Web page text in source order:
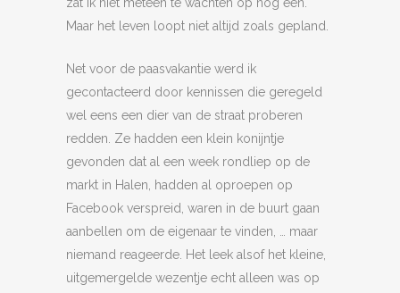
zat ik niet meteen te wachten op nog één.
Maar het leven loopt niet altijd zoals gepland.
Net voor de paasvakantie werd ik
gecontacteerd door kennissen die geregeld
wel eens een dier van de straat proberen
redden. Ze hadden een klein konijntje
gevonden dat al een week rondliep op de
markt in Halen, hadden al oproepen op
Facebook verspreid, waren in de buurt gaan
aanbellen om de eigenaar te vinden, … maar
niemand reageerde. Het leek alsof het kleine,
uitgemergelde wezentje echt alleen was op